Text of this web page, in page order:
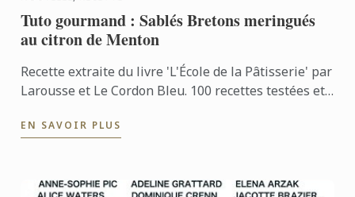
Tuto gourmand : Sablés Bretons meringués
au citron de Menton
Recette extraite du livre 'L'École de la Pâtisserie' par
Larousse et Le Cordon Bleu. 100 recettes testées et
EN SAVOIR PLUS